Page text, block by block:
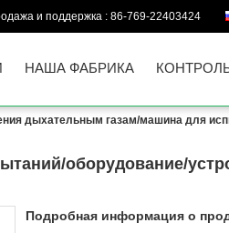
и поддержка : 86-769-22403424
НАША ФАБРИКА
дыхательным газам/машина для
оборудование/
Подробная информация о